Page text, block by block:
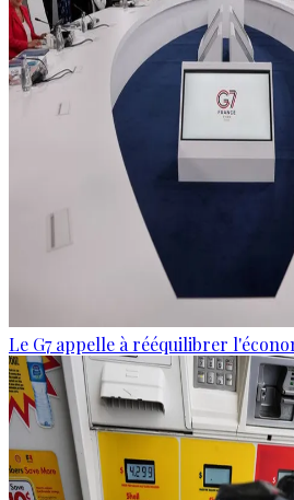
Le G7 appelle à rééquilibrer